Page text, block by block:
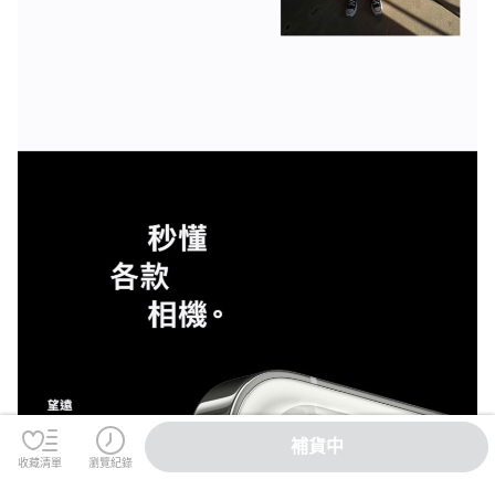
收藏清單 瀏覽紀錄
補貨中